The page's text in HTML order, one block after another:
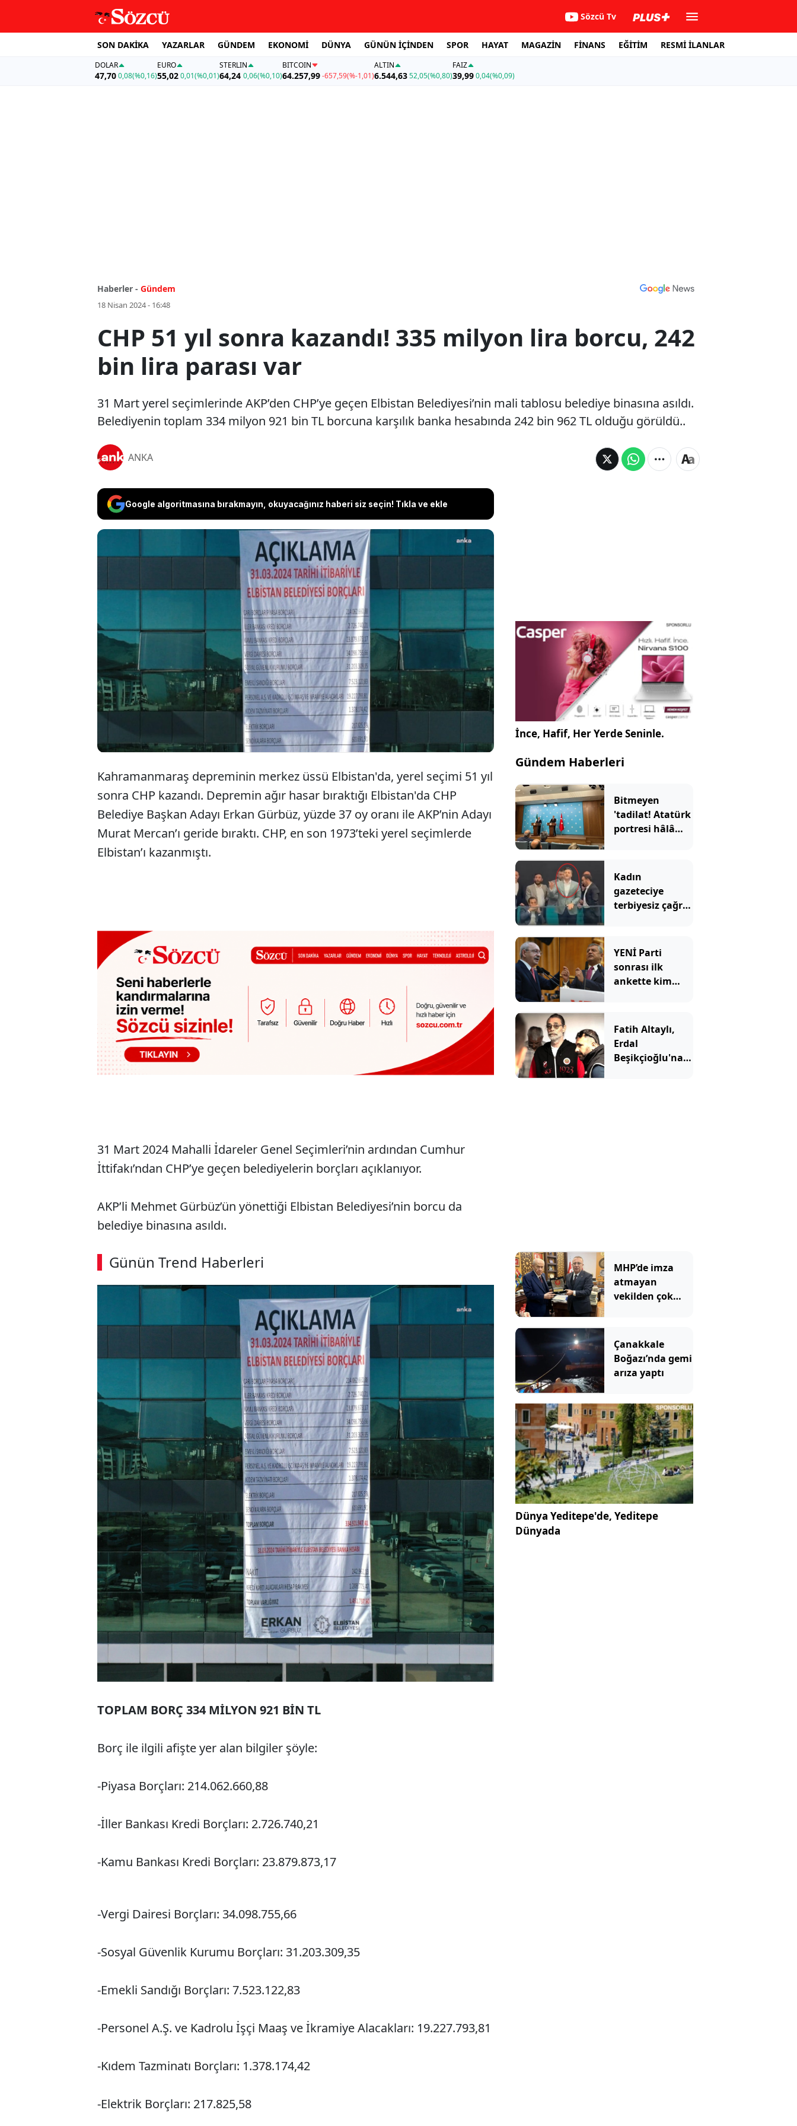
Sözcü Tv
SON DAKİKA YAZARLAR GÜNDEM EKONOMİ DÜNYA GÜNÜN İÇİNDEN SPOR HAYAT MAGAZİN FİNANS EĞİTİM RESMİ İLANLAR
DOLAR
47,700,08(%0,16)
EURO
55,02 0,01(%0,01)
STERLIN
64,24 0,06(%0,10)
BITCOIN
64.257,99-657,59(%-1,01)
ALTIN
6.544,6352,05(%0,80)
FAİZ
39,990,04(%0,09)
Haberler - Gündem
18 Nisan 2024 - 16:48
CHP 51 yıl sonra kazandı! 335 milyon lira borcu, 242
bin lira parası var
31 Mart yerel seçimlerinde AKP’den CHP’ye geçen Elbistan Belediyesi’nin mali tablosu belediye binasına asıldı.
Belediyenin toplam 334 milyon 921 bin TL borcuna karşılık banka hesabında 242 bin 962 TL olduğu görüldü..
ANKA
Google algoritmasına bırakmayın, okuyacağınız haberi siz seçin! Tıkla ve ekle
31 Mart yerel seçimlerinde AKP’den CHP’ye geçen Elbistan
Belediyesi’nin mali tablosu belediye binasına asıldı. Belediyenin
toplam 334 milyon 921 bin TL borcuna karşılık banka
hesabında 242 bin 962 TL olduğu görüldü..
Kahramanmaraş depreminin merkez üssü Elbistan'da, yerel seçimi 51 yıl
sonra CHP kazandı. Depremin ağır hasar bıraktığı Elbistan'da CHP
Belediye Başkan Adayı Erkan Gürbüz, yüzde 37 oy oranı ile AKP’nin Adayı
Murat Mercan’ı geride bıraktı. CHP, en son 1973’teki yerel seçimlerde
Elbistan’ı kazanmıştı.
31 Mart 2024 Mahalli İdareler Genel Seçimleri’nin ardından Cumhur
İttifakı’ndan CHP’ye geçen belediyelerin borçları açıklanıyor.
AKP’li Mehmet Gürbüz’ün yönettiği Elbistan Belediyesi’nin borcu da
belediye binasına asıldı.
Günün Trend Haberleri
00:03 / 09:08
TOPLAM BORÇ 334 MİLYON 921 BİN TL
Borç ile ilgili afişte yer alan bilgiler şöyle:
-Piyasa Borçları: 214.062.660,88
-İller Bankası Kredi Borçları: 2.726.740,21
-Kamu Bankası Kredi Borçları: 23.879.873,17
-Vergi Dairesi Borçları: 34.098.755,66
-Sosyal Güvenlik Kurumu Borçları: 31.203.309,35
-Emekli Sandığı Borçları: 7.523.122,83
-Personel A.Ş. ve Kadrolu İşçi Maaş ve İkramiye Alacakları: 19.227.793,81
-Kıdem Tazminatı Borçları: 1.378.174,42
-Elektrik Borçları: 217.825,58
İnce, Hafif, Her Yerde Seninle.
Gündem Haberleri
Bitmeyen
'tadilat! Atatürk
portresi hâlâ
Kadın
gazeteciye
terbiyesiz çağrı:
YENİ Parti
sonrası ilk
ankette kim
Fatih Altaylı,
Erdal
Beşikçioğlu'na
MHP’de imza
atmayan
vekilden çok
canım var
Çanakkale
Boğazı’nda gemi
arıza yaptı
Dünya Yeditepe'de, Yeditepe
Dünyada